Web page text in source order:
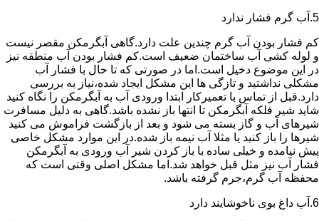
5.آب گرم فشار ندارد
کم فشار بودن آب گرم چندین علت دارد.گاهی آبگرمکن مقصر نیست
و لوله کشی آب ساختمان ضعیف است.کم فشار بودن آب منطقه نیز
در این موضوع دخیل است.اما در صورتی که تا حال با فشار آب
مشکلی نداشتید و تازگی ها این مشکل ایجاد شده،نیاز به بررسی
دارد.قبل از تماس با تعمیرکار ابتدا ورودی آب به آبگرمکن را نگاه کنید
شاید شیر فلکه آبگرمکن تا انتها باز نشده باشد.گاهی به دلیل مسافرت
شیرهای آب و گاز بسته می شود و بعد از بازگشت فراموش می کنید
شیرها را باز کنید یا مثلا آب نیمه باز شده.در این موارد مشکل خاصی
پیش نیامده و خیلی ساده با باز کردن شیر آب ورودی به آبگرمکن
فشار آب نیز مثل قبل خواهد شد.اما مشکل اصلی وقتی است که
محفظه آب گرم،جرم گرفته باشد.
6.آب داغ بوی ناخوشایند دارد